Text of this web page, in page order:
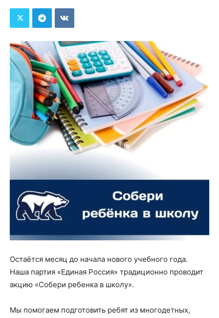
Остаётся месяц до начала нового учебного года.
Наша партия «Единая Россия» традиционно проводит
акцию «Собери ребенка в школу».
Мы помогаем подготовить ребят из многодетных,